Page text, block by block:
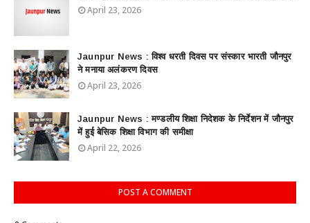
April 23, 2026
Jaunpur News : विश्व धरती दिवस पर संस्कार भारती जौनपुर
ने मनाया अलंकरण दिवस
April 23, 2026
Jaunpur News : ​मण्डलीय शिक्षा निदेशक के निर्देशन में जौनपुर
में हुई बेसिक शिक्षा विभाग की समीक्षा
April 22, 2026
POST A COMMENT